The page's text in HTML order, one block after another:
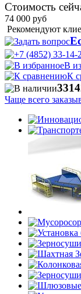
Стоимость
74 000 руб
Рекомендуют
В
К
Чаще всего